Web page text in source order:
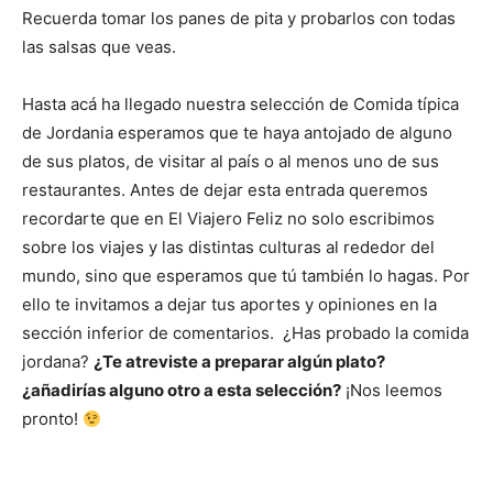
Recuerda tomar los panes de pita y probarlos con todas
las salsas que veas.
Hasta acá ha llegado nuestra selección de Comida típica
de Jordania esperamos que te haya antojado de alguno
de sus platos, de visitar al país o al menos uno de sus
restaurantes. Antes de dejar esta entrada queremos
recordarte que en El Viajero Feliz no solo escribimos
sobre los viajes y las distintas culturas al rededor del
mundo, sino que esperamos que tú también lo hagas. Por
ello te invitamos a dejar tus aportes y opiniones en la
sección inferior de comentarios. ¿Has probado la comida
jordana? ¿Te atreviste a preparar algún plato?
¿añadirías alguno otro a esta selección? ¡Nos leemos
pronto!